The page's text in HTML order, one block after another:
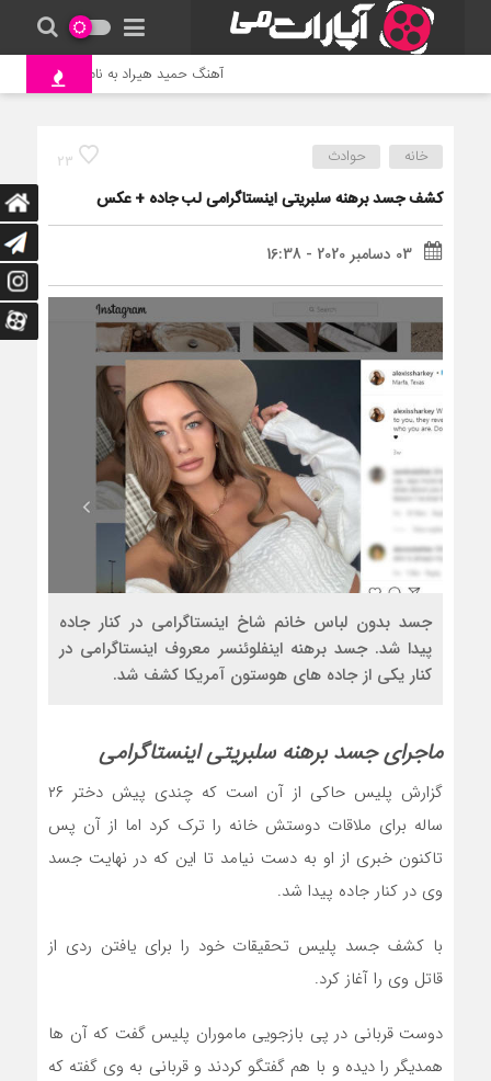
آهنگ حمید هیراد به نام وطن
23 خانه حوادث
کشف جسد برهنه سلبریتی اینستاگرامی لب جاده + عکس
03 دسامبر 2020 - 16:38
جسد بدون لباس خانم شاخ اینستاگرامی در کنار جاده
پیدا شد. جسد برهنه اینفلوئنسر معروف اینستاگرامی در
کنار یکی از جاده های هوستون آمریکا کشف شد.
ماجرای جسد برهنه سلبریتی اینستاگرامی
گزارش پلیس حاکی از آن است که چندی پیش دختر ۲۶
ساله برای ملاقات دوستش خانه را ترک کرد اما از آن پس
تاکنون خبری از او به دست نیامد تا این که در نهایت جسد
وی در کنار جاده پیدا شد.
با کشف جسد پلیس تحقیقات خود را برای یافتن ردی از
قاتل وی را آغاز کرد.
دوست قربانی در پی بازجویی ماموران پلیس گفت که آن ها
همدیگر را دیده و با هم گفتگو کردند و قربانی به وی گفته که